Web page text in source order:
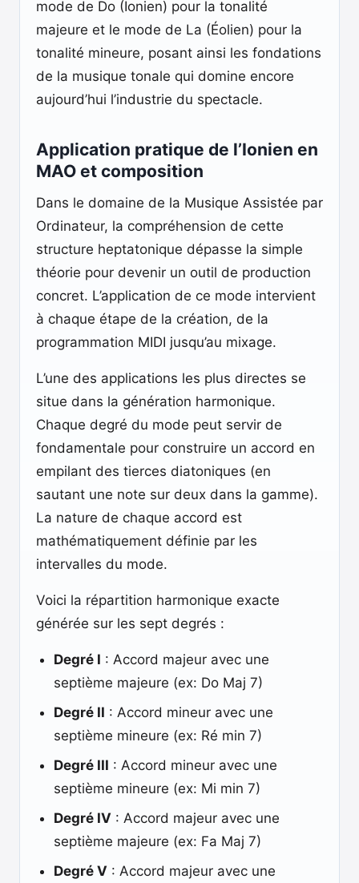
mode de Do (Ionien) pour la tonalité
majeure et le mode de La (Éolien) pour la
tonalité mineure, posant ainsi les fondations
de la musique tonale qui domine encore
aujourd’hui l’industrie du spectacle.
Application pratique de l’Ionien en
MAO et composition
Dans le domaine de la Musique Assistée par
Ordinateur, la compréhension de cette
structure heptatonique dépasse la simple
théorie pour devenir un outil de production
concret. L’application de ce mode intervient
à chaque étape de la création, de la
programmation MIDI jusqu’au mixage.
L’une des applications les plus directes se
situe dans la génération harmonique.
Chaque degré du mode peut servir de
fondamentale pour construire un accord en
empilant des tierces diatoniques (en
sautant une note sur deux dans la gamme).
La nature de chaque accord est
mathématiquement définie par les
intervalles du mode.
Voici la répartition harmonique exacte
générée sur les sept degrés :
Degré I : Accord majeur avec une
septième majeure (ex: Do Maj 7)
Degré II : Accord mineur avec une
septième mineure (ex: Ré min 7)
Degré III : Accord mineur avec une
septième mineure (ex: Mi min 7)
Degré IV : Accord majeur avec une
septième majeure (ex: Fa Maj 7)
Degré V : Accord majeur avec une